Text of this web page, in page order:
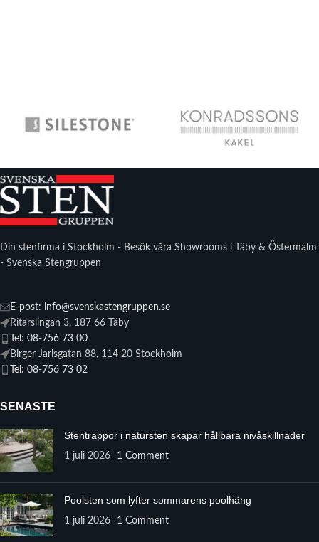
Din stenfirma i Stockholm - Besök våra Showrooms i Täby & Östermalm
- Svenska Stengruppen
E-post: info@svenskastengruppen.se
Ritarslingan 3, 187 66 Täby
Tel: 08-756 73 00
Birger Jarlsgatan 88, 114 20 Stockholm
Tel: 08-756 73 02
SENASTE
Stentrappor i natursten skapar hållbara nivåskillnader
1 juli 2026 1 Comment
Poolsten som lyfter sommarens poolhäng
1 juli 2026 1 Comment